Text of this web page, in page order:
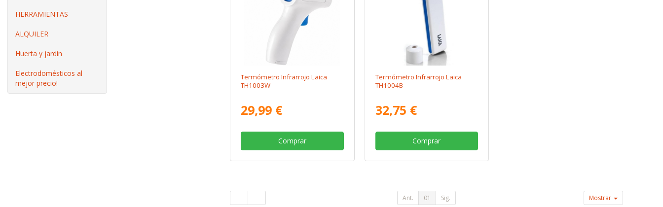
HERRAMIENTAS
ALQUILER
Huerta y jardín
Electrodomésticos al
mejor precio!
Termómetro Infrarrojo Laica
TH1003W
29,99 €
Comprar
Termómetro Infrarrojo Laica
TH1004B
32,75 €
Comprar
Ant. 01 Sig. Mostrar